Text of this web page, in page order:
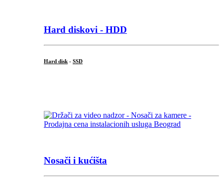
Hard diskovi - HDD
Hard disk - SSD
Nosači i kućišta